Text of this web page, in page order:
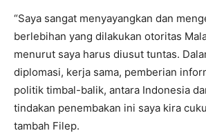
“Saya sangat menyayangkan dan
berlebihan yang dilakukan otoritas
menurut saya harus diusut tuntas.
diplomasi, kerja sama, pemberian
politik timbal-balik, antara Indonesia
tindakan penembakan ini saya kira
tambah Filep.